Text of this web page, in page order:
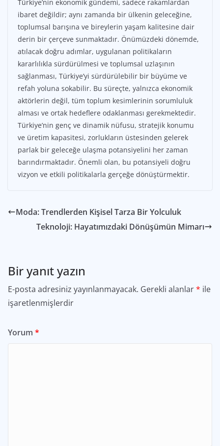
Türkiye’nin ekonomik gündemi, sadece rakamlardan
ibaret değildir; aynı zamanda bir ülkenin geleceğine,
toplumsal barışına ve bireylerin yaşam kalitesine dair
derin bir çerçeve sunmaktadır. Önümüzdeki dönemde,
atılacak doğru adımlar, uygulanan politikaların
kararlılıkla sürdürülmesi ve toplumsal uzlaşının
sağlanması, Türkiye’yi sürdürülebilir bir büyüme ve
refah yoluna sokabilir. Bu süreçte, yalnızca ekonomik
aktörlerin değil, tüm toplum kesimlerinin sorumluluk
alması ve ortak hedeflere odaklanması gerekmektedir.
Türkiye’nin genç ve dinamik nüfusu, stratejik konumu
ve üretim kapasitesi, zorlukların üstesinden gelerek
parlak bir geleceğe ulaşma potansiyelini her zaman
barındırmaktadır. Önemli olan, bu potansiyeli doğru
vizyon ve etkili politikalarla gerçeğe dönüştürmektir.
Moda: Trendlerden Kişisel Tarza Bir Yolculuk
Teknoloji: Hayatımızdaki Dönüşümün Mimarı
Bir yanıt yazın
E-posta adresiniz yayınlanmayacak. Gerekli alanlar* ile
işaretlenmişlerdir
Yorum *